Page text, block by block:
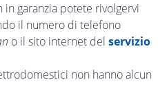
garanzia potete rivolgervi
il numero di telefono
o il sito internet del servizio
non hanno alcun